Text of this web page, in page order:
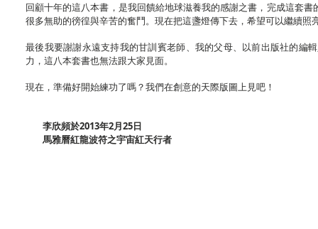
回顧十年的這八本書，是我回饋給地球滋養我的感謝之書，完成這套
很多無助的徬徨與辛苦的奮鬥。現在把這盞燈傳下去，希望可以繼續照
最後我要謝謝永遠支持我的甘訓賓老師、我的父母、以前出版社的編
力，這八本套書也無法跟大家見面。
現在，準備好開始練功了嗎？我們在創意的天際版圖上見吧！
李欣頻於2013年2月25日
馬雅曆紅龍波符之宇宙紅天行者